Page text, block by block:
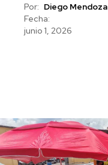
Por: Diego Mendoza
Fecha:
junio 1, 2026